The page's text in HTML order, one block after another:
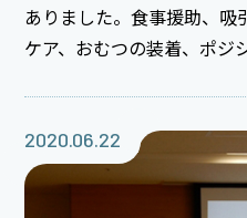
ありました。食事援助、
ケア、おむつの装着、ポジ
に恵まれた環境に感謝いた
か見にいけなかったので、
ニングの様子をお届けし
2020.06.22